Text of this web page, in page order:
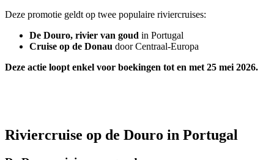
Deze promotie geldt op twee populaire riviercruises:
De Douro, rivier van goud in Portugal
Cruise op de Donau door Centraal-Europa
Deze actie loopt enkel voor boekingen tot en met 25 mei 2026.
Riviercruise op de Douro in Portugal